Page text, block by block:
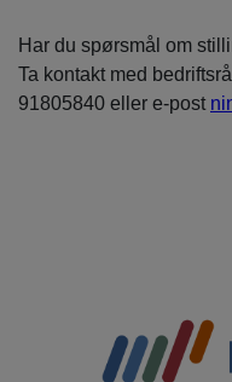
Har du spørsmål om
Ta kontakt med
91805840 eller e-post